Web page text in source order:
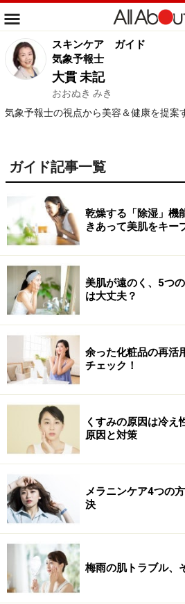
スキンケア
ガイド
気象予報士
大貫 未記
おおぬき みき
気象予報士の視点から美容＆健康を提案
ガイド記事一覧
乾燥する「除湿」
きあって美肌をキー
美肌が遠のく、5つ
は大丈夫？
余った化粧品の再
チェック！
くすみの原因は冷え
原因と対策
メラニンケア4つの
決
梅雨の肌トラブル、